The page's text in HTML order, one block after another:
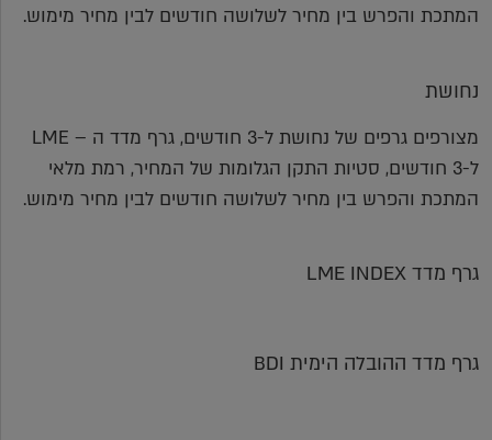
המתכת והפרש בין מחיר לשלושה חודשים לבין מחיר מימוש.
נחושת
מצורפים גרפים של נחושת ל-3 חודשים, גרף מדד ה – LME
ל-3 חודשים, סטיות התקן הגלומות של המחיר, רמת מלאי
המתכת והפרש בין מחיר לשלושה חודשים לבין מחיר מימוש.
גרף מדד LME INDEX
גרף מדד ההובלה הימית BDI